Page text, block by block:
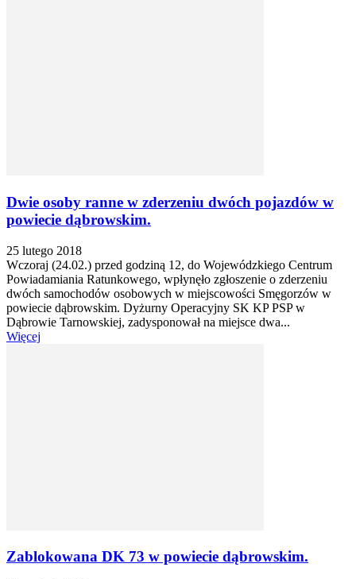
Dwie osoby ranne w zderzeniu dwóch pojazdów w
powiecie dąbrowskim.
25 lutego 2018
Wczoraj (24.02.) przed godziną 12, do Wojewódzkiego Centrum
Powiadamiania Ratunkowego, wpłynęło zgłoszenie o zderzeniu
dwóch samochodów osobowych w miejscowości Smęgorzów w
powiecie dąbrowskim. Dyżurny Operacyjny SK KP PSP w
Dąbrowie Tarnowskiej, zadysponował na miejsce dwa...
Więcej
Zablokowana DK 73 w powiecie dąbrowskim.